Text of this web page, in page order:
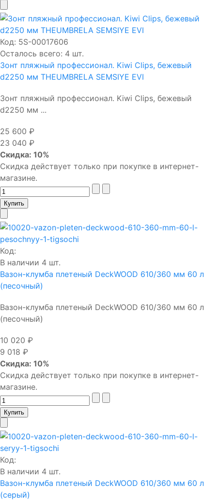
Код: 5S-00017606
Осталось всего: 4 шт.
Зонт пляжный профессионал. Kiwi Clips, бежевый
d2250 мм THEUMBRELA SEMSIYE EVI
Зонт пляжный профессионал. Kiwi Clips, бежевый
d2250 мм ...
25 600 ₽
23 040 ₽
Скидка: 10%
Скидка действует только при покупке в интернет-
магазине.
Код:
В наличии 4 шт.
Вазон-клумба плетеный DeckWOOD 610/360 мм 60 л
(песочный)
Вазон-клумба плетеный DeckWOOD 610/360 мм 60 л
(песочный)
10 020 ₽
9 018 ₽
Скидка: 10%
Скидка действует только при покупке в интернет-
магазине.
Код:
В наличии 4 шт.
Вазон-клумба плетеный DeckWOOD 610/360 мм 60 л
(серый)